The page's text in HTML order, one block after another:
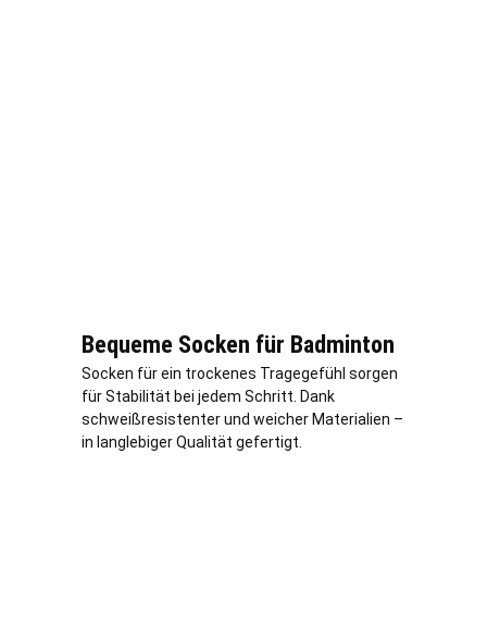
Bequeme Socken für Badminton
Socken für ein trockenes Tragegefühl sorgen
für Stabilität bei jedem Schritt. Dank
schweißresistenter und weicher Materialien –
in langlebiger Qualität gefertigt.